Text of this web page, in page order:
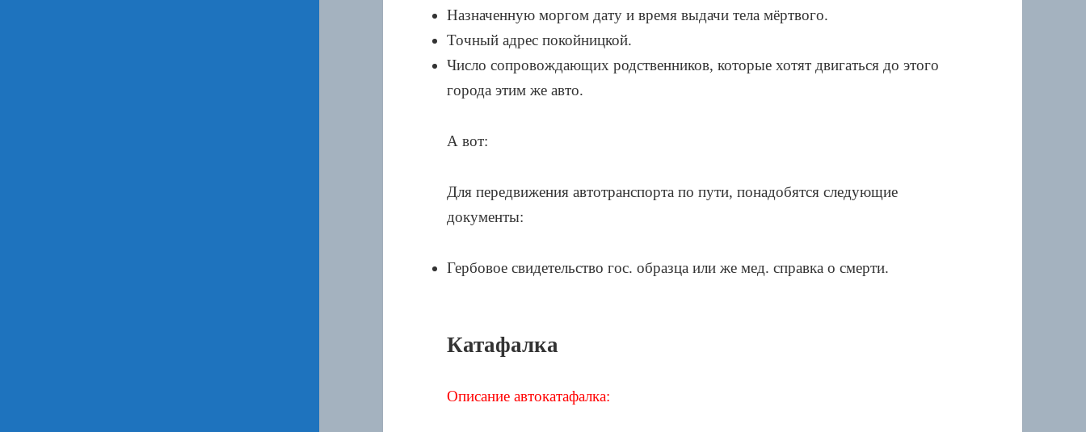
Назначенную моргом дату и время выдачи тела мёртвого.
Точный адрес покойницкой.
Число сопровождающих родственников, которые хотят двигаться до этого
города этим же авто.
А вот:
Для передвижения автотранспорта по пути, понадобятся следующие
документы:
Гербовое свидетельство гос. образца или же мед. справка о смерти.
Катафалка
Описание автокатафалка: